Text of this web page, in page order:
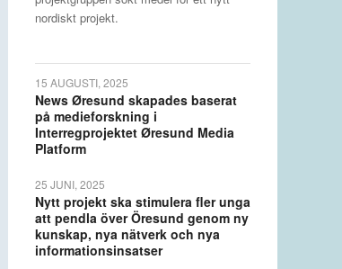
nordiskt projekt.
15 AUGUSTI, 2025
News Øresund skapades baserat
på medieforskning i
Interregprojektet Øresund Media
Platform
25 JUNI, 2025
Nytt projekt ska stimulera fler unga
att pendla över Öresund genom ny
kunskap, nya nätverk och nya
informationsinsatser